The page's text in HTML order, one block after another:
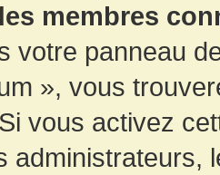
membres
votre panneau
», vous
vous activez
administrateurs,